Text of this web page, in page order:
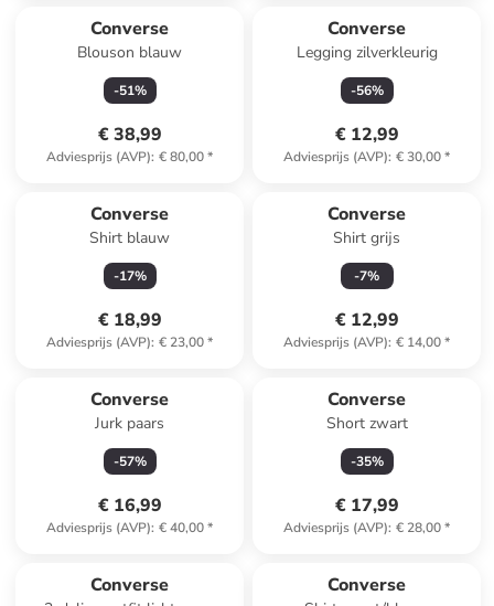
Converse
Blouson blauw
-51%
€ 38,99
Adviesprijs (AVP): € 80,00*
Converse
Legging zilverkleurig
-56%
€ 12,99
Adviesprijs (AVP): € 30,00*
Converse
Shirt blauw
-17%
€ 18,99
Adviesprijs (AVP): € 23,00*
Converse
Shirt grijs
-7%
€ 12,99
Adviesprijs (AVP): € 14,00*
Converse
Jurk paars
-57%
€ 16,99
Adviesprijs (AVP): € 40,00*
Converse
Short zwart
-35%
€ 17,99
Adviesprijs (AVP): € 28,00*
Converse Converse